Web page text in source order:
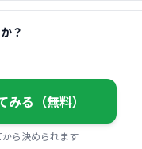
？
る（無料）
ら決められます